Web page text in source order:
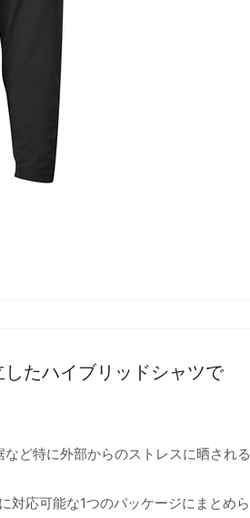
たハイブリッドシャツで
ど特に外部からのストレスに晒される
応可能な1つのパッケージにまとめら